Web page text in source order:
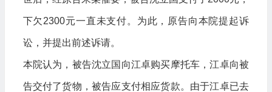
下欠2300元一直未支付。为此，原告向本院提起诉
讼，并提出前述诉请。
本院认为，被告沈立国向江卓购买摩托车，江卓向被
告交付了货物，被告应支付相应货款。由于江卓已去